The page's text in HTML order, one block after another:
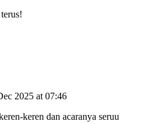
2025 at 07:46
keren dan acaranya seruu